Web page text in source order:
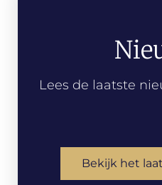
Lees de laatste
Bekijk het